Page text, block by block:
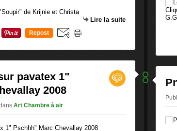
Lire la suite
Repost
pavatex 1"
2008
Art Chambre à air